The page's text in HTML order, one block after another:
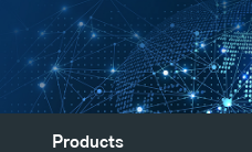
Products